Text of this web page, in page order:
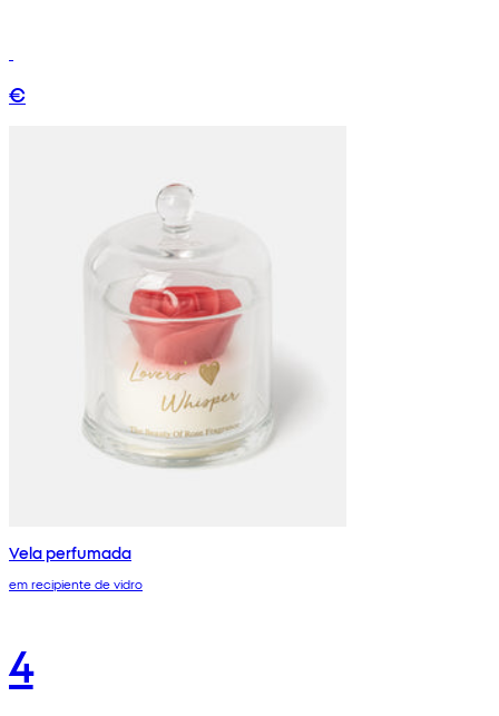
€
Vela perfumada
em recipiente de vidro
4